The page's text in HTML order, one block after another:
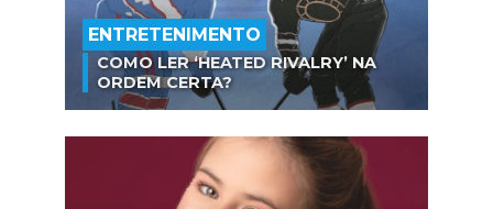
ENTRETENIMENTO
COMO LER ‘HEATED RIVALRY’ NA
ORDEM CERTA?